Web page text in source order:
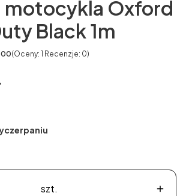
motocykla Oxford
Black 1m
(Oceny: 1 Recenzje: 0)
szt.